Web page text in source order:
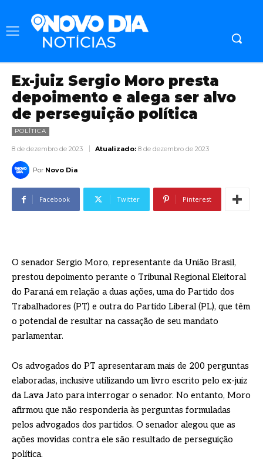
Ex-juiz Sergio Moro presta
depoimento e alega ser alvo
de perseguição política
POLÍTICA
8 de dezembro de 2023 Atualizado: 8 de dezembro de 2023
Por Novo Dia
Facebook Twitter Pinterest
O senador Sergio Moro, representante da União Brasil,
prestou depoimento perante o Tribunal Regional Eleitoral
do Paraná em relação a duas ações, uma do Partido dos
Trabalhadores (PT) e outra do Partido Liberal (PL), que têm
o potencial de resultar na cassação de seu mandato
parlamentar.
Os advogados do PT apresentaram mais de 200 perguntas
elaboradas, inclusive utilizando um livro escrito pelo ex-juiz
da Lava Jato para interrogar o senador. No entanto, Moro
afirmou que não responderia às perguntas formuladas
pelos advogados dos partidos. O senador alegou que as
ações movidas contra ele são resultado de perseguição
política.